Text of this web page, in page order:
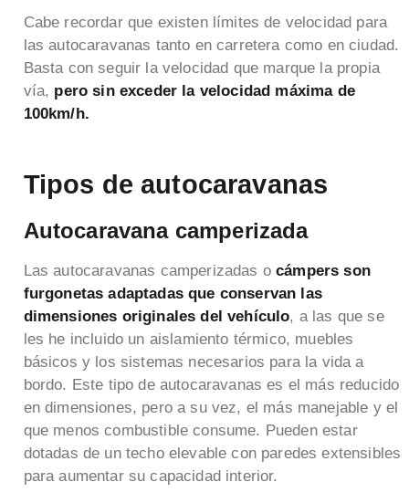
Cabe recordar que existen límites de velocidad para
las autocaravanas tanto en carretera como en ciudad.
Basta con seguir la velocidad que marque la propia
vía, pero sin exceder la velocidad máxima de
100km/h.
Tipos de autocaravanas
Autocaravana camperizada
Las autocaravanas camperizadas ocámpers son
furgonetas adaptadas que conservan las
dimensiones originales del vehículo, a las que se
les he incluido un aislamiento térmico, muebles
básicos y los sistemas necesarios para la vida a
bordo. Este tipo de autocaravanas es el más reducido
en dimensiones, pero a su vez, el más manejable y el
que menos combustible consume. Pueden estar
dotadas de un techo elevable con paredes extensibles
para aumentar su capacidad interior.